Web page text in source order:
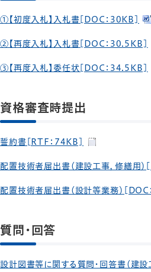
①【初度入札】入札書[DOC：30KB]
②【再度入札】入札書[DOC：30.5KB]
③【再度入札】委任状[DOC：34.5KB]
資格審査時提出
誓約書[RTF：74KB]
配置技術者届出書（建設工事，修繕用
配置技術者届出書（設計等業務）[DOC
質問・回答
設計図書等に関する質問・回答書（建